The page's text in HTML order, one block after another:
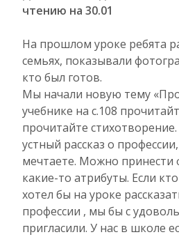
чтению на 30.01
На прошлом уроке ребята
семьях, показывали
кто был готов.
Мы начали новую тему
учебнике на с.108
прочитайте
устный рассказ о
мечтаете. Можно принести
какие-то атрибуты. Если
хотел бы на уроке
профессии , мы бы с
пригласили. У нас в школе